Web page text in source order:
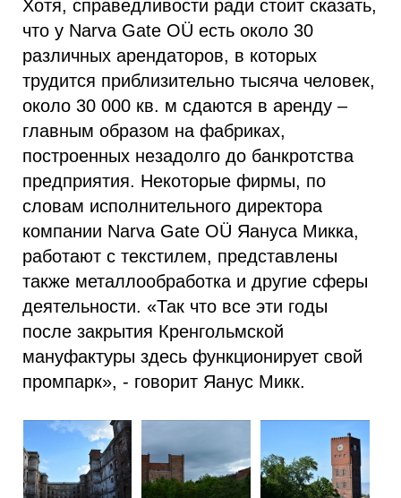
Хотя, справедливости ради стоит сказать,
что у Narva Gate OÜ есть около 30
различных арендаторов, в которых
трудится приблизительно тысяча человек,
около 30 000 кв. м сдаются в аренду –
главным образом на фабриках,
построенных незадолго до банкротства
предприятия. Некоторые фирмы, по
словам исполнительного директора
компании Narva Gate OÜ Яануса Микка,
работают с текстилем, представлены
также металлообработка и другие сферы
деятельности. «Так что все эти годы
после закрытия Кренгольмской
мануфактуры здесь функционирует свой
промпарк», - говорит Яанус Микк.